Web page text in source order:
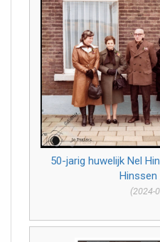
50-jarig huwelijk Nel
(2024-